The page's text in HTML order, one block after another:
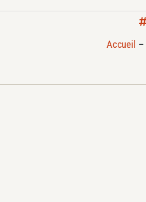
Accueil –